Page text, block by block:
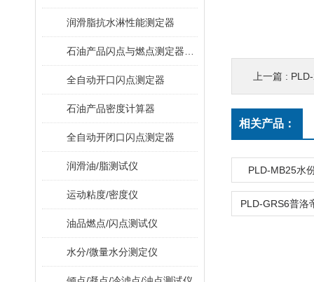
润滑脂抗水淋性能测定器
全自动开口闪点测定器
石油产品密度计算器
全自动开闭口闪点测定器
润滑油/脂测试仪
运动粘度/密度仪
油品燃点/闪点测试仪
水分/微量水分测定仪
上一篇 :
相关产品：
PLD-MB25水